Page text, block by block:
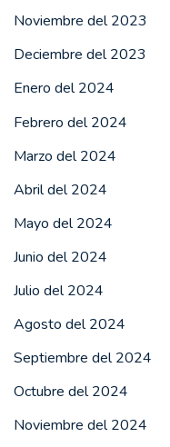
Noviembre del 2023
Deciembre del 2023
Enero del 2024
Febrero del 2024
Marzo del 2024
Abril del 2024
Mayo del 2024
Junio del 2024
Julio del 2024
Agosto del 2024
Septiembre del 2024
Octubre del 2024
Noviembre del 2024